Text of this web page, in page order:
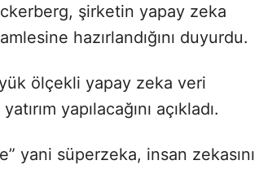
şirketin yapay zeka
hazırlandığını duyurdu.
ölçekli yapay zeka veri
yapılacağını açıkladı.
yani süperzeka, insan zekasını